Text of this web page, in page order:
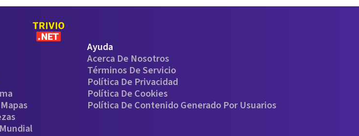
Ayuda
Acerca De Nosotros
Términos De Servicio
Política De Privacidad
Política De Cookies
Política De Contenido Generado Por Usuarios